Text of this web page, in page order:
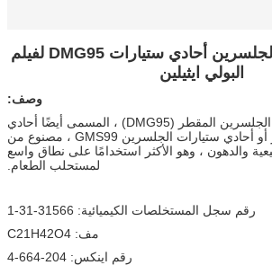
وكلاء الاستاتيكيه: الجلسرين أحادي ستيارات DMG95 لفيلم
البولي ايثيلين
وصف:
أحادي ستيارات الجلسرين المقطر (DMG95) ، المسمى أيضًا أحادي
الجلسرين المقطر أو أحادي ستيارات الجلسرين GMS99 ، مصنوع من
والدهون ، وهو الأكثر استخدامًا على نطاق واسع
لمستحلب الطعام.
رقم سجل المستخلصات الكيميائية: 31566-31-1
مف: C21H42O4
رقم اينكس: 204-664-4